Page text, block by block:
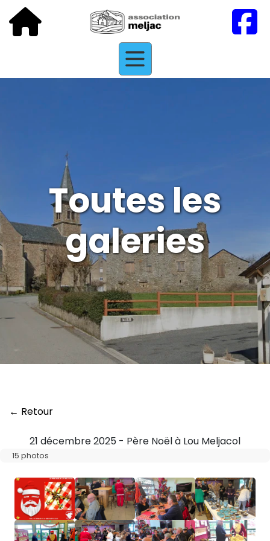
Toutes les
galeries
← Retour
21 décembre 2025 - Père Noël à Lou Meljacol
15 photos